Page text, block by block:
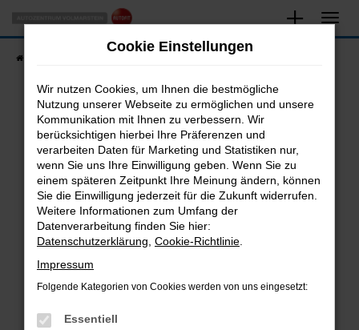
Zum
Hauptinhalt
springen
Fahrzeugsuche
Fehler: Network Error
Beim Laden ist ein Fehler aufgetreten.
Hier sind ein paar Tipps, die dir helfen können:
Überprüfe deine Firewall und deine
Internetverbindung.
Laden andere Webseiten, zum Beispiel deine
Suchmaschine?
Prüfe deine Browsererweiterungen.
können das Laden bestimmter Seiten
Cookie Einstellungen
Wir nutzen Cookies, um Ihnen die bestmögliche
Nutzung unserer Webseite zu ermöglichen und unsere
Kommunikation mit Ihnen zu verbessern. Wir
berücksichtigen hierbei Ihre Präferenzen und
verarbeiten Daten für Marketing und Statistiken nur,
wenn Sie uns Ihre Einwilligung geben. Wenn Sie zu
einem späteren Zeitpunkt Ihre Meinung ändern, können
Sie die Einwilligung jederzeit für die Zukunft widerrufen.
Weitere Informationen zum Umfang der
Datenverarbeitung finden Sie hier:
Datenschutzerklärung Cookie-Richtlinie
Impressum
Folgende Kategorien von Cookies werden von uns eingesetzt:
Essentiell